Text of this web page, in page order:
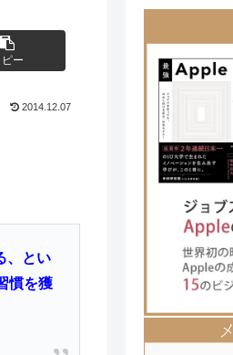
ピー
2014.12.07
、とい
慣を獲